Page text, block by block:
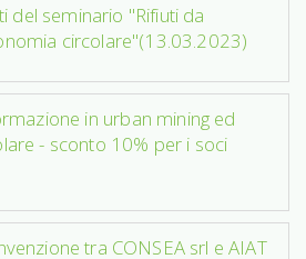
del seminario "Rifiuti da
circolare"(13.03.2023)
in urban mining ed
- sconto 10% per i soci
tra CONSEA srl e AIAT